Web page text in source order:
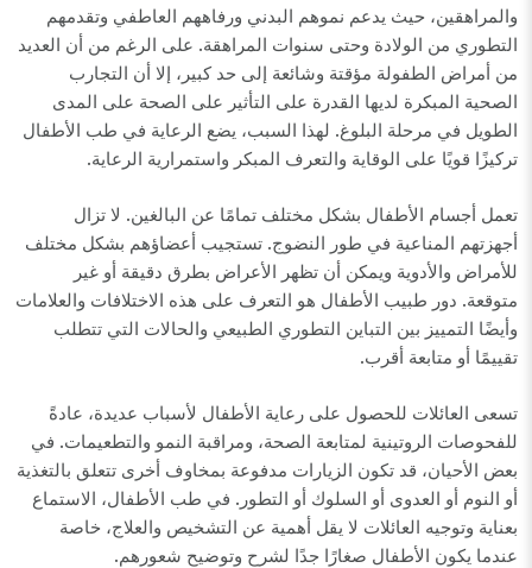
والمراهقين، حيث يدعم نموهم البدني ورفاههم العاطفي وتقدمهم
التطوري من الولادة وحتى سنوات المراهقة. على الرغم من أن العديد
من أمراض الطفولة مؤقتة وشائعة إلى حد كبير، إلا أن التجارب
الصحية المبكرة لديها القدرة على التأثير على الصحة على المدى
الطويل في مرحلة البلوغ. لهذا السبب، يضع الرعاية في طب الأطفال
تركيزًا قويًا على الوقاية والتعرف المبكر واستمرارية الرعاية.
تعمل أجسام الأطفال بشكل مختلف تمامًا عن البالغين. لا تزال
أجهزتهم المناعية في طور النضوج. تستجيب أعضاؤهم بشكل مختلف
للأمراض والأدوية ويمكن أن تظهر الأعراض بطرق دقيقة أو غير
متوقعة. دور طبيب الأطفال هو التعرف على هذه الاختلافات والعلامات
وأيضًا التمييز بين التباين التطوري الطبيعي والحالات التي تتطلب
تقييمًا أو متابعة أقرب.
تسعى العائلات للحصول على رعاية الأطفال لأسباب عديدة، عادةً
للفحوصات الروتينية لمتابعة الصحة، ومراقبة النمو والتطعيمات. في
بعض الأحيان، قد تكون الزيارات مدفوعة بمخاوف أخرى تتعلق بالتغذية
أو النوم أو العدوى أو السلوك أو التطور. في طب الأطفال، الاستماع
بعناية وتوجيه العائلات لا يقل أهمية عن التشخيص والعلاج، خاصة
عندما يكون الأطفال صغارًا جدًا لشرح وتوضيح شعورهم.